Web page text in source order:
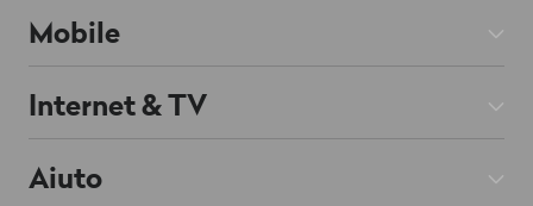
Mobile
Abbonamenti Mobile
Prepaid
Roaming & Estero
Internet & TV
Abbonamenti Internet
Aiuto